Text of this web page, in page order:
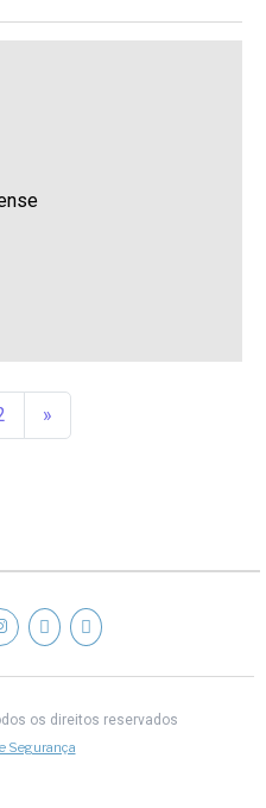
»
os direitos reservados
Segurança